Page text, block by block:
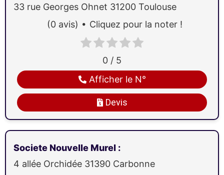
33 rue Georges Ohnet 31200 Toulouse
Devis
Afficher le N°
0 / 5
(0 avis) Cliquez pour la noter !
Societe Nouvelle Murel :
4 allée Orchidée 31390 Carbonne